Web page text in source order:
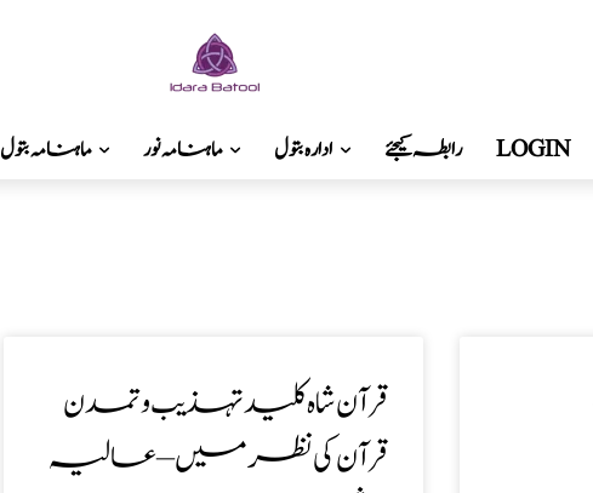
ماہنامہ بتول ماہنامہ نور ادارہ بتول رابطہ کیجئے LOGIN
قرآن شاہ کلید تہذیب و تمدن
قرآن کی نظر میں – عالیہ